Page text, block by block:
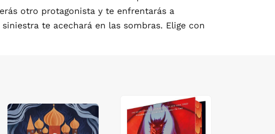
otro protagonista y te enfrentarás a
te acechará en las sombras. Elige con